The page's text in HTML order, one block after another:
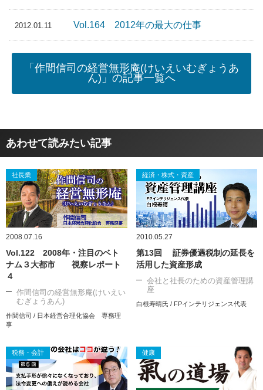
2012.01.11 Vol.164 2012年の最大の仕事
「作間信司の経営無形庵(けいえいむぎょうあ
ん)」の記事一覧へ
あわせて読みたい記事
社長業
2008.07.16
Vol.122 2008年・注目のベト
ナム３大都市 視察レポート
４
作間信司の経営無形庵(けいえい
むぎょうあん)
作間信司 / 日本経営合理化協会 専務理
事
経済・株式・資産
2010.05.27
第13回 証券優遇税制の延長を
活用した資産形成
会社と社長のための資産管理講
座
白根寿晴氏 / FPインテリジェンス代表
税務・会計 健康